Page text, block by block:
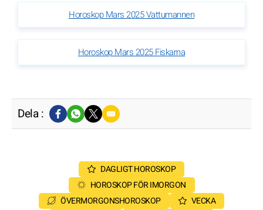
Horoskop Mars 2025 Vattumannen
Horoskop Mars 2025 Fiskarna
Dela :
DAGLIGT HOROSKOP
HOROSKOP FÖR IMORGON
ÖVERMORGONSHOROSKOP
VECKA